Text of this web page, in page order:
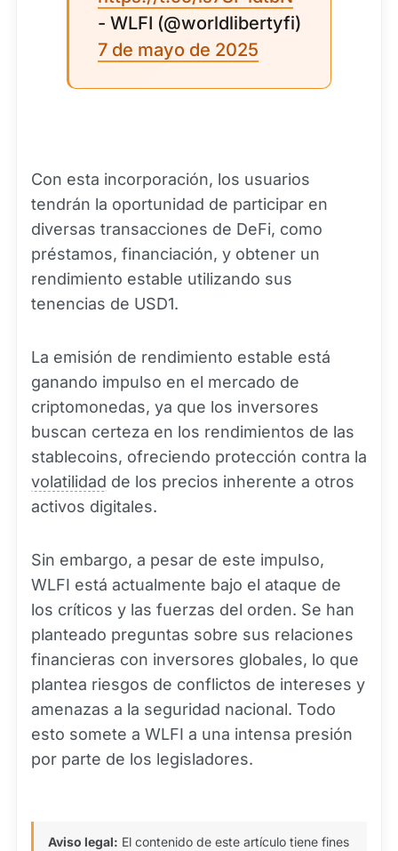
- WLFI (@worldlibertyfi)
7 de mayo de 2025
Con esta incorporación, los usuarios
tendrán la oportunidad de participar en
diversas transacciones de DeFi, como
préstamos, financiación, y obtener un
rendimiento estable utilizando sus
tenencias de USD1.
La emisión de rendimiento estable está
ganando impulso en el mercado de
criptomonedas, ya que los inversores
buscan certeza en los rendimientos de las
stablecoins, ofreciendo protección contra la
volatilidad de los precios inherente a otros
activos digitales.
Sin embargo, a pesar de este impulso,
WLFI está actualmente bajo el ataque de
los críticos y las fuerzas del orden. Se han
planteado preguntas sobre sus relaciones
financieras con inversores globales, lo que
plantea riesgos de conflictos de intereses y
amenazas a la seguridad nacional. Todo
esto somete a WLFI a una intensa presión
por parte de los legisladores.
Aviso legal: El contenido de este artículo tiene fines